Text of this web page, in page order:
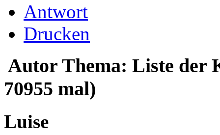
Antwort
Drucken
Autor Thema: Liste der
70955 mal)
Luise